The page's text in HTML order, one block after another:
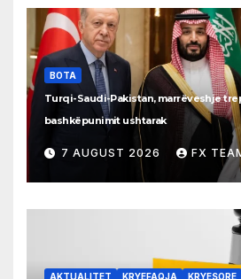
BOTA
Turqi-Saudi-Pakistan, marrëveshje
bashkëpunimit ushtarak
7 AUGUST 2026 FX
AKTUALITET KRYEFAQJA KRYESORE